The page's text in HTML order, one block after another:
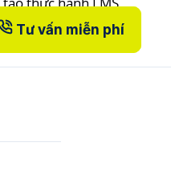
Tư vấn miễn phí